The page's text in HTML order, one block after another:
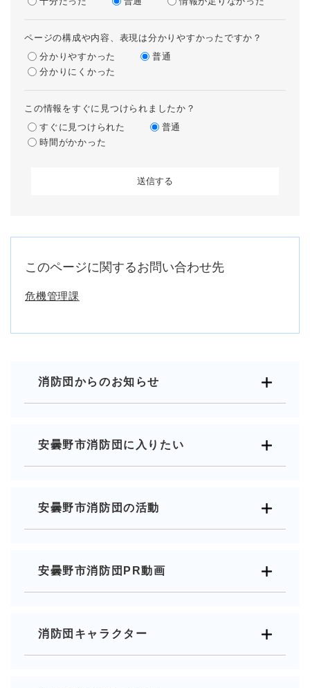
ページの構成や内容、表現は分かりやすかったですか？
分かりやすかった
普通
分かりにくかった
この情報をすぐに見つけられましたか？
すぐに見つけられた
普通
時間がかかった
このページに関するお問い合わせ先
危機管理課
消防団からのお知らせ
安曇野市消防団に入りたい
安曇野市消防団の活動
安曇野市消防団PR動画
消防団キャラクター